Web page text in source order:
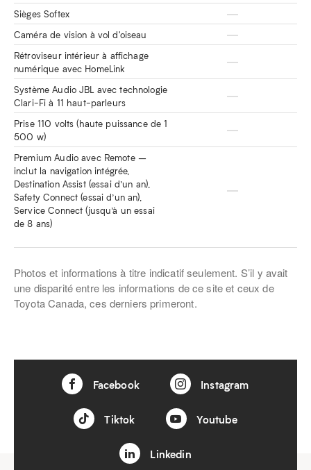
Sièges Softex
Caméra de vision à vol d'oiseau
Rétroviseur intérieur à affichage
numérique avec HomeLink
Système Audio JBL avec technologie
Clari-Fi à 11 haut-parleurs
Prise 110 volts (haute puissance de 1
500 w)
Premium Audio avec Remote –
inclut la navigation intégrée,
Destination Assist (essai d’un an),
Safety Connect (essai d’un an),
Service Connect (jusqu’à un essai
de 8 ans)
Photos et informations à titre indicatif seulement. S’il y avait
une disparité entre les informations de ce site et ceux de
Toyota Canada, ces derniers primeront.
Facebook Instagram
Tiktok Youtube
Linkedin